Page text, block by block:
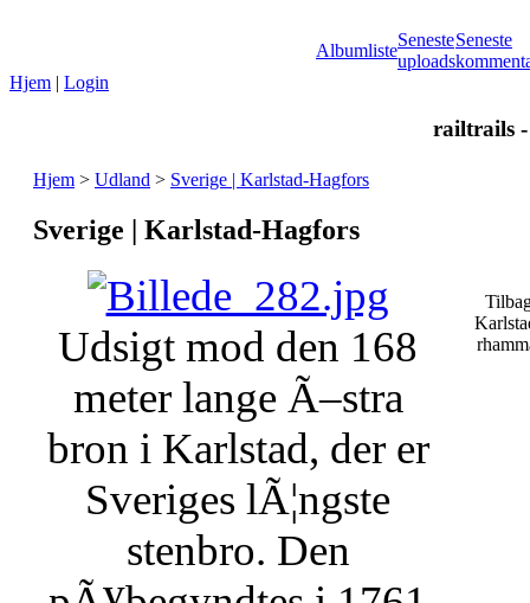
Albumliste
Seneste
uploads
Seneste
Hjem | Login
railtrails
Hjem > Udland > Sverige | Karlstad-Hagfors
Sverige | Karlstad-Hagfors
Udsigt mod den 168
meter lange Ã–stra
bron i Karlstad, der er
Sveriges lÃ¦ngste
stenbro. Den